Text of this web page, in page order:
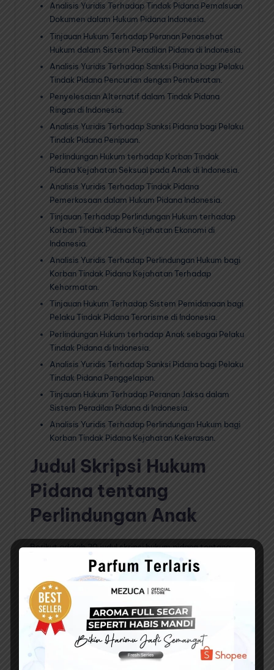
Analisis Yuridis Terhadap Tindak Pidana Pemalsuan
Dokumen dalam Hukum Pidana Indonesia.
Tinjauan Hukum Terhadap Peranan Penasehat
Hukum dalam Sistem Peradilan Pidana di Indonesia.
Analisis Yuridis Terhadap Sanksi Pidana bagi Pelaku
Tindak Pidana Pencurian dengan Pemberatan.
Penyelesaian Alternatif dalam Tindak Pidana
Ringan di Indonesia.
Analisis Yuridis Terhadap Sanksi Pidana bagi Pelaku
Tindak Pidana Penipuan.
Perlindungan Hukum terhadap Korban Tindak
Pidana Kejahatan Seksual pada Anak di Indonesia.
Analisis Yuridis Terhadap Tindak Pidana
Pemerkosaan dalam Hukum Pidana Indonesia.
Tinjauan Terhadap Perlindungan Hukum terhadap
Korban Tindak Pidana Kejahatan Ekonomi di
Indonesia.
Analisis Yuridis Terhadap Perlindungan Hukum bagi
Korban Tindak Pidana Kejahatan Terhadap
Kehormatan.
Tinjauan Hukum Terhadap Sistem Pemidanaan bagi
Pelaku Tindak Pidana Terorisme di Indonesia.
Perlindungan Hukum terhadap Anak sebagai Pelaku
Tindak Pidana di Indonesia.
Analisis Yuridis Terhadap Sanksi Pidana bagi Pelaku
Tindak Pidana Penggelapan.
Tinjauan Hukum Terhadap Peranan Jaksa dalam
Sistem Peradilan Pidana di Indonesia.
Analisis Yuridis Terhadap Perlindungan Hukum bagi
Korban Tindak Pidana Kejahatan Kekerasan.
Judul Skripsi Hukum
Pidana tentang
Perlindungan Anak
Berikut adalah 20 judul skripsi hukum pidana tentang
perlindungan anak:
Implementasi Peraturan Perlindungan Anak dalam
Kasus Kekerasan Seksual terhadap Anak di
Indonesia
Tinjauan Terhadap Efektivitas Perlindungan Anak
Dalam Kasus Pelecehan Seksual di Indonesia
Analisis Hukum Terhadap Tindak Pidana Kekerasan